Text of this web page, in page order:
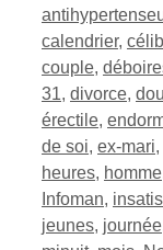
calendrier,
couple,
31, divorce,
érectile,
de soi, ex-mari,
heures, homme
Infoman,
jeunes, journée